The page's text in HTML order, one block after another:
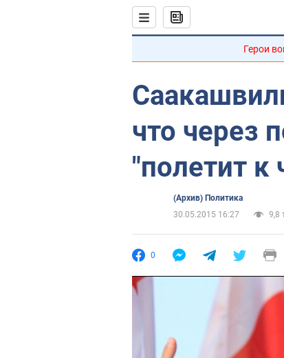
Герои
что через
"полетит к
(Архив) Политика
30.05.2015 16:27
9,8
0